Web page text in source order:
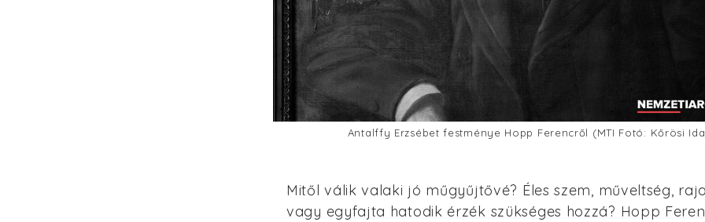
Antalffy Erzsébet festménye Hopp Ferencről (MTI Fotó: Kőrösi
Mitől válik valaki jó műgyűjtővé? Éles szem, műveltség,
vagy egyfajta hatodik érzék szükséges hozzá? Hopp